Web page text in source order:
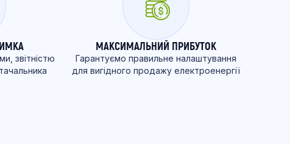
звітністю
МАКСИМАЛЬНИЙ ПРИБУТОК
Гарантуємо правильне налаштування
для вигідного продажу електроенергії